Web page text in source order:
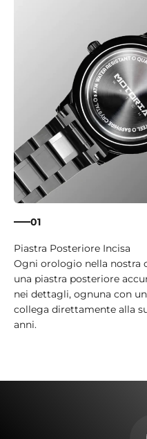
01
Ogni orologio nella nostra
una piastra posteriore
nei dettagli, ognuna con
collega direttamente alla
anni.